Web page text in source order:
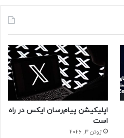
اپلیکیشن پیام‌رسان ایکس در راه
است
ژوئن 3, 2026